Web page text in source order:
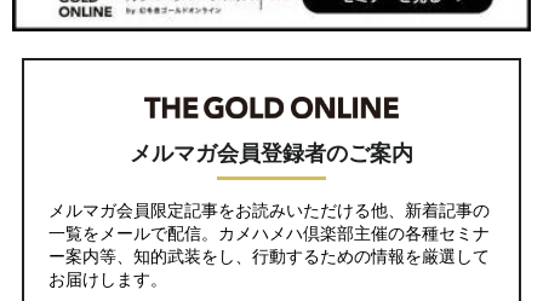
メルマガ会員登録者のご案内
メルマガ会員限定記事をお読みいただける他、新着記事の
一覧をメールで配信。カメハメハ倶楽部主催の各種セミナ
ー案内等、知的武装をし、行動するための情報を厳選して
お届けします。